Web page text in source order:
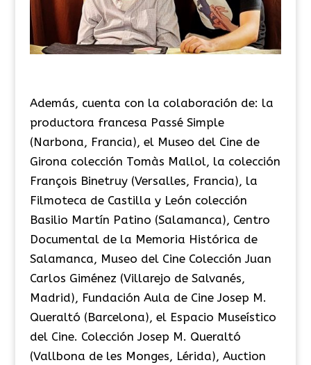
Además, cuenta con la colaboración de: la
productora francesa Passé Simple
(Narbona, Francia), el Museo del Cine de
Girona colección Tomàs Mallol, la colección
François Binetruy (Versalles, Francia), la
Filmoteca de Castilla y León colección
Basilio Martín Patino (Salamanca), Centro
Documental de la Memoria Histórica de
Salamanca, Museo del Cine Colección Juan
Carlos Giménez (Villarejo de Salvanés,
Madrid), Fundación Aula de Cine Josep M.
Queraltó (Barcelona), el Espacio Museístico
del Cine. Colección Josep M. Queraltó
(Vallbona de les Monges, Lérida), Auction